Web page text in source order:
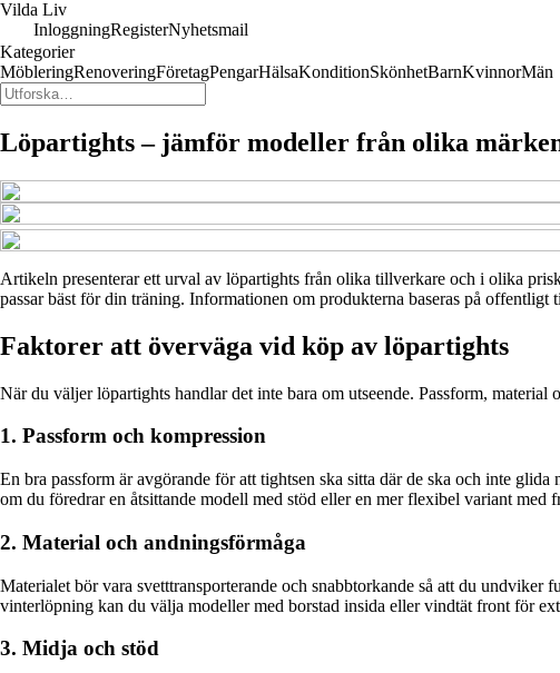
Vilda Liv
InloggningRegisterNyhetsmail
Kategorier
MöbleringRenoveringFöretagPengarHälsaKonditionSkönhetBarnKvinnorMän
Löpartights – jämför modeller från olika
Artikeln presenterar ett urval av löpartights från olika tillverkare och i olika
passar bäst för din träning. Informationen om produkterna baseras på
Faktorer att överväga vid köp av löpartights
När du väljer löpartights handlar det inte bara om utseende. Passform,
1. Passform och kompression
En bra passform är avgörande för att tightsen ska sitta där de ska och inte
om du föredrar en åtsittande modell med stöd eller en mer flexibel variant med
2. Material och andningsförmåga
Materialet bör vara svetttransporterande och snabbtorkande så att du
vinterlöpning kan du välja modeller med borstad insida eller vindtät front för
3. Midja och stöd